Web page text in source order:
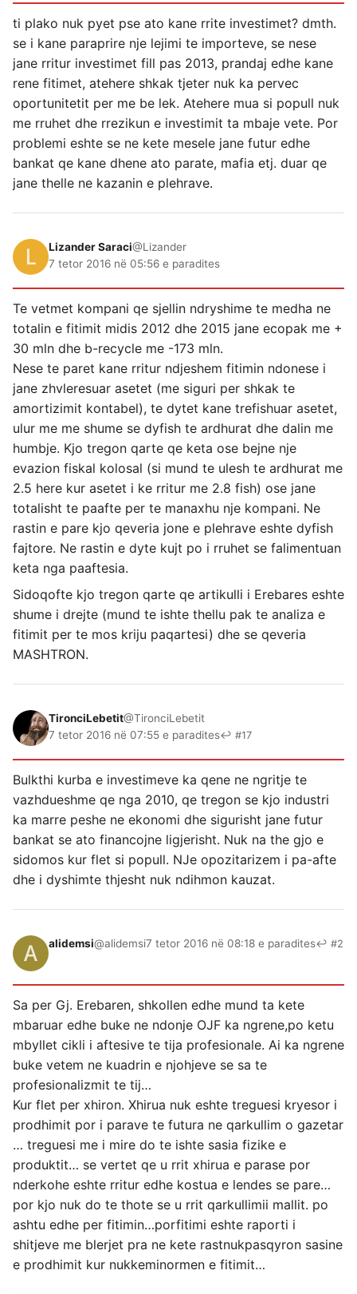
ti plako nuk pyet pse ato kane rrite investimet? dmth.
se i kane paraprire nje lejimi te importeve, se nese
jane rritur investimet fill pas 2013, prandaj edhe kane
rene fitimet, atehere shkak tjeter nuk ka pervec
oportunitetit per me be lek. Atehere mua si popull nuk
me rruhet dhe rrezikun e investimit ta mbaje vete. Por
problemi eshte se ne kete mesele jane futur edhe
bankat qe kane dhene ato parate, mafia etj. duar qe
jane thelle ne kazanin e plehrave.
Lizander Saraci@Lizander
7 tetor 2016 në 05:56 e paradites
Te vetmet kompani qe sjellin ndryshime te medha ne
totalin e fitimit midis 2012 dhe 2015 jane ecopak me +
30 mln dhe b-recycle me -173 mln.
Nese te paret kane rritur ndjeshem fitimin ndonese i
jane zhvleresuar asetet (me siguri per shkak te
amortizimit kontabel), te dytet kane trefishuar asetet,
ulur me me shume se dyfish te ardhurat dhe dalin me
humbje. Kjo tregon qarte qe keta ose bejne nje
evazion fiskal kolosal (si mund te ulesh te ardhurat me
2.5 here kur asetet i ke rritur me 2.8 fish) ose jane
totalisht te paafte per te manaxhu nje kompani. Ne
rastin e pare kjo qeveria jone e plehrave eshte dyfish
fajtore. Ne rastin e dyte kujt po i rruhet se falimentuan
keta nga paaftesia.
Sidoqofte kjo tregon qarte qe artikulli i Erebares eshte
shume i drejte (mund te ishte thellu pak te analiza e
fitimit per te mos kriju paqartesi) dhe se qeveria
MASHTRON.
TironciLebetit@TironciLebetit
7 tetor 2016 në 07:55 e paradites↩ #17
Bulkthi kurba e investimeve ka qene ne ngritje te
vazhdueshme qe nga 2010, qe tregon se kjo industri
ka marre peshe ne ekonomi dhe sigurisht jane futur
bankat se ato financojne ligjerisht. Nuk na the gjo e
sidomos kur flet si popull. NJe opozitarizem i pa-afte
dhe i dyshimte thjesht nuk ndihmon kauzat.
alidemsi@alidemsi7 tetor 2016 në 08:18 e paradites↩ #2
Sa per Gj. Erebaren, shkollen edhe mund ta kete
mbaruar edhe buke ne ndonje OJF ka ngrene,po ketu
mbyllet cikli i aftesive te tija profesionale. Ai ka ngrene
buke vetem ne kuadrin e njohjeve se sa te
profesionalizmit te tij…
Kur flet per xhiron. Xhirua nuk eshte treguesi kryesor i
prodhimit por i parave te futura ne qarkullim o gazetar
… treguesi me i mire do te ishte sasia fizike e
produktit… se vertet qe u rrit xhirua e parase por
nderkohe eshte rritur edhe kostua e lendes se pare…
por kjo nuk do te thote se u rrit qarkullimii mallit. po
ashtu edhe per fitimin…porfitimi eshte raporti i
shitjeve me blerjet pra ne kete rastnukpasqyron sasine
e prodhimit kur nukkeminormen e fitimit…